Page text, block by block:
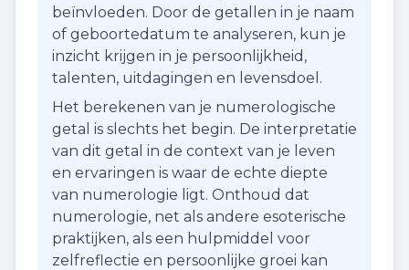
beïnvloeden. Door de getallen in je naam
of geboortedatum te analyseren, kun je
inzicht krijgen in je persoonlijkheid,
talenten, uitdagingen en levensdoel.
Het berekenen van je numerologische
getal is slechts het begin. De interpretatie
van dit getal in de context van je leven
en ervaringen is waar de echte diepte
van numerologie ligt. Onthoud dat
numerologie, net als andere esoterische
praktijken, als een hulpmiddel voor
zelfreflectie en persoonlijke groei kan